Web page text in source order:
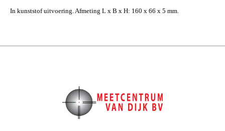
In kunststof uitvoering. Afmeting L x B x H: 160 x 66 x 5 mm.